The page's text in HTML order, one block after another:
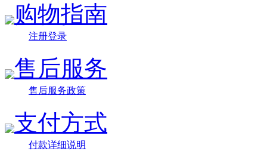
购物指南
注册登录
售后服务
售后服务政策
支付方式
付款详细说明